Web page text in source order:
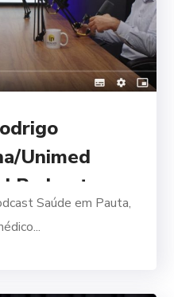
Unimed
Podcast
#4Saúde em Pauta,